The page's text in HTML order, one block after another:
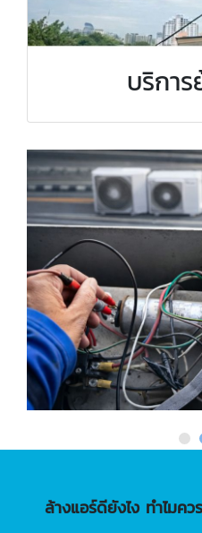
บริกา
ล้างแอร์ดียังไง ทำไมควร